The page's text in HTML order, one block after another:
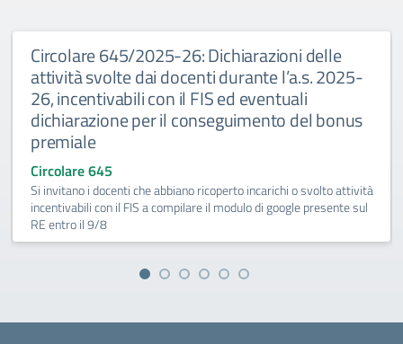
Circolare 645/2025-26: Dichiarazioni delle
attività svolte dai docenti durante l’a.s. 2025-
26, incentivabili con il FIS ed eventuali
dichiarazione per il conseguimento del bonus
premiale
Circolare 645
Si invitano i docenti che abbiano ricoperto incarichi o svolto attività
incentivabili con il FIS a compilare il modulo di google presente sul
RE entro il 9/8